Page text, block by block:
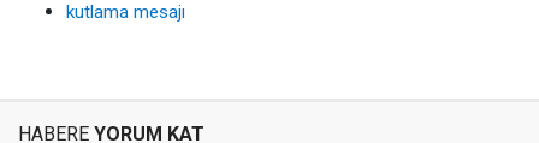
kutlama mesajı
HABERE YORUM KAT